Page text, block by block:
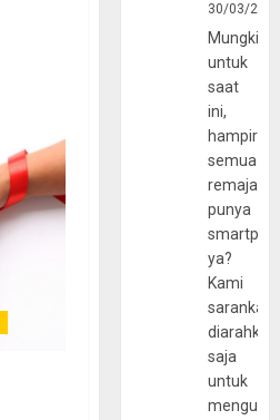
30/03/
Mungkin
untuk
saat
ini,
hampir
semua
remaja
punya
ya?
Kami
sarankan,
diarahkan
saja
untuk